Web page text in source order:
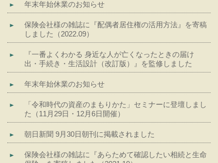
年末年始休業のお知らせ
保険会社様の雑誌に『配偶者居住権の活用方法』を寄稿
しました（2022.09）
『一番よくわかる 身近な人が亡くなったときの届け
出・手続き・生活設計（改訂版）』を監修しました
年末年始休業のお知らせ
「令和時代の資産のまもりかた」セミナーに登壇しまし
た（11月29日・12月6日開催）
朝日新聞 9月30日朝刊に掲載されました
保険会社様の雑誌に『あらためて確認したい相続と生命